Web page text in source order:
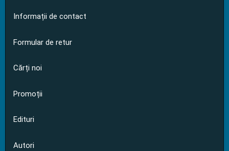
Informații de contact
Formular de retur
Cărți noi
Promoții
Edituri
Autori